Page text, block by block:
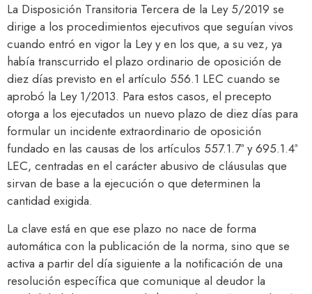
La Disposición Transitoria Tercera de la Ley 5/2019 se
dirige a los procedimientos ejecutivos que seguían vivos
cuando entró en vigor la Ley y en los que, a su vez, ya
había transcurrido el plazo ordinario de oposición de
diez días previsto en el artículo 556.1 LEC cuando se
aprobó la Ley 1/2013. Para estos casos, el precepto
otorga a los ejecutados un nuevo plazo de diez días para
formular un incidente extraordinario de oposición
fundado en las causas de los artículos 557.1.7ª y 695.1.4ª
LEC, centradas en el carácter abusivo de cláusulas que
sirvan de base a la ejecución o que determinen la
cantidad exigida.
La clave está en que ese plazo no nace de forma
automática con la publicación de la norma, sino que se
activa a partir del día siguiente a la notificación de una
resolución específica que comunique al deudor la